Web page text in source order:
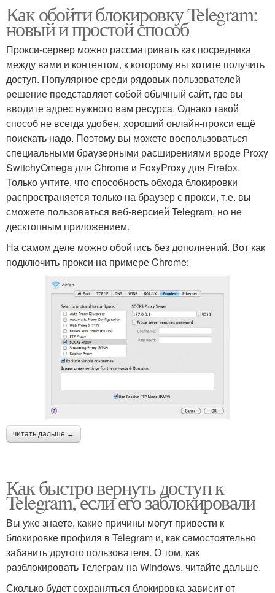
Как обойти блокировку Telegram:
новый и простой способ
Прокси-сервер можно рассматривать как посредника
между вами и контентом, к которому вы хотите получить
доступ. Популярное среди рядовых пользователей
решение представляет собой обычный сайт, где вы
вводите адрес нужного вам ресурса. Однако такой
способ не всегда удобен, хороший онлайн-прокси ещё
поискать надо. Поэтому вы можете воспользоваться
специальными браузерными расширениями вроде Proxy
SwitchyOmega для Chrome и FoxyProxy для Firefox.
Только учтите, что способность обхода блокировки
распространяется только на браузер с прокси, т.е. вы
сможете пользоваться веб-версией Telegram, но не
десктопным приложением.
На самом деле можно обойтись без дополнений. Вот как
подключить прокси на примере Chrome:
читать дальше →
Как быстро вернуть доступ к
Telegram, если его заблокировали
Вы уже знаете, какие причины могут привести к
блокировке профиля в Telegram и, как самостоятельно
забанить другого пользователя. О том, как
разблокировать Телеграм на Windows, читайте дальше.
Сколько будет сохраняться блокировка зависит от